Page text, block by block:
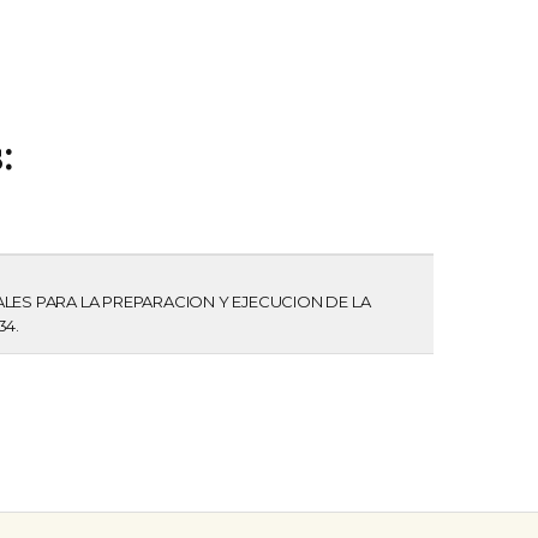
PARA LA PREPARACION Y EJECUCION DE LA